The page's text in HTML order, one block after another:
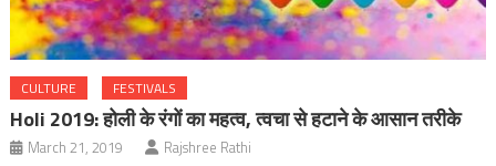
CULTURE FESTIVALS
Holi 2019: होली के रंगों का महत्व, त्वचा से हटाने के आसान तरीके
March 21, 2019 Rajshree Rathi